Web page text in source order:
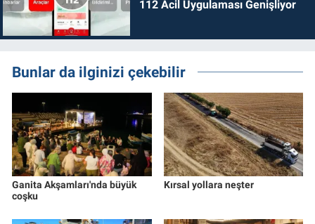
112 Acil Uygulaması Genişliyor
Bunlar da ilginizi çekebilir
Ganita Akşamları'nda büyük
coşku
Kırsal yollara neşter